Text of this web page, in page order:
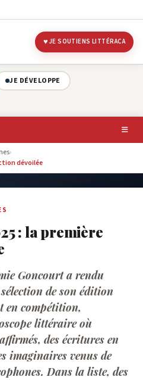
JE SOUTIENS LITTÉRACA
JE DÉVELOPPE
›
dévoilée
: la première
Goncourt a rendu
de son édition
en compétition,
littéraire où
des écritures en
imaginaires venus de
Dans la liste, des